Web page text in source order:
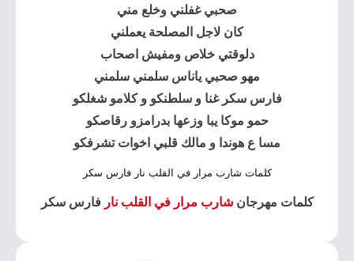
صحبي غفلني وخلع مني
كان لاجل المصلحة يعملني
دلوقتي خلاص ومفيش اصحاب
مهو صحبي ياناس سلمني سلمني
فارس سكر غنا و سلطنكو و كلامو شغلكو
حمو موكا يبا وزعها بدرامزو رقاصكو
مسا ع هوندا و مالك قلبي اخوات تشرفكو
كلمات شارب مرار في القلب نار فارس سكر
كلمات مهرجانشارب مرار في القلب نار فارس سكر